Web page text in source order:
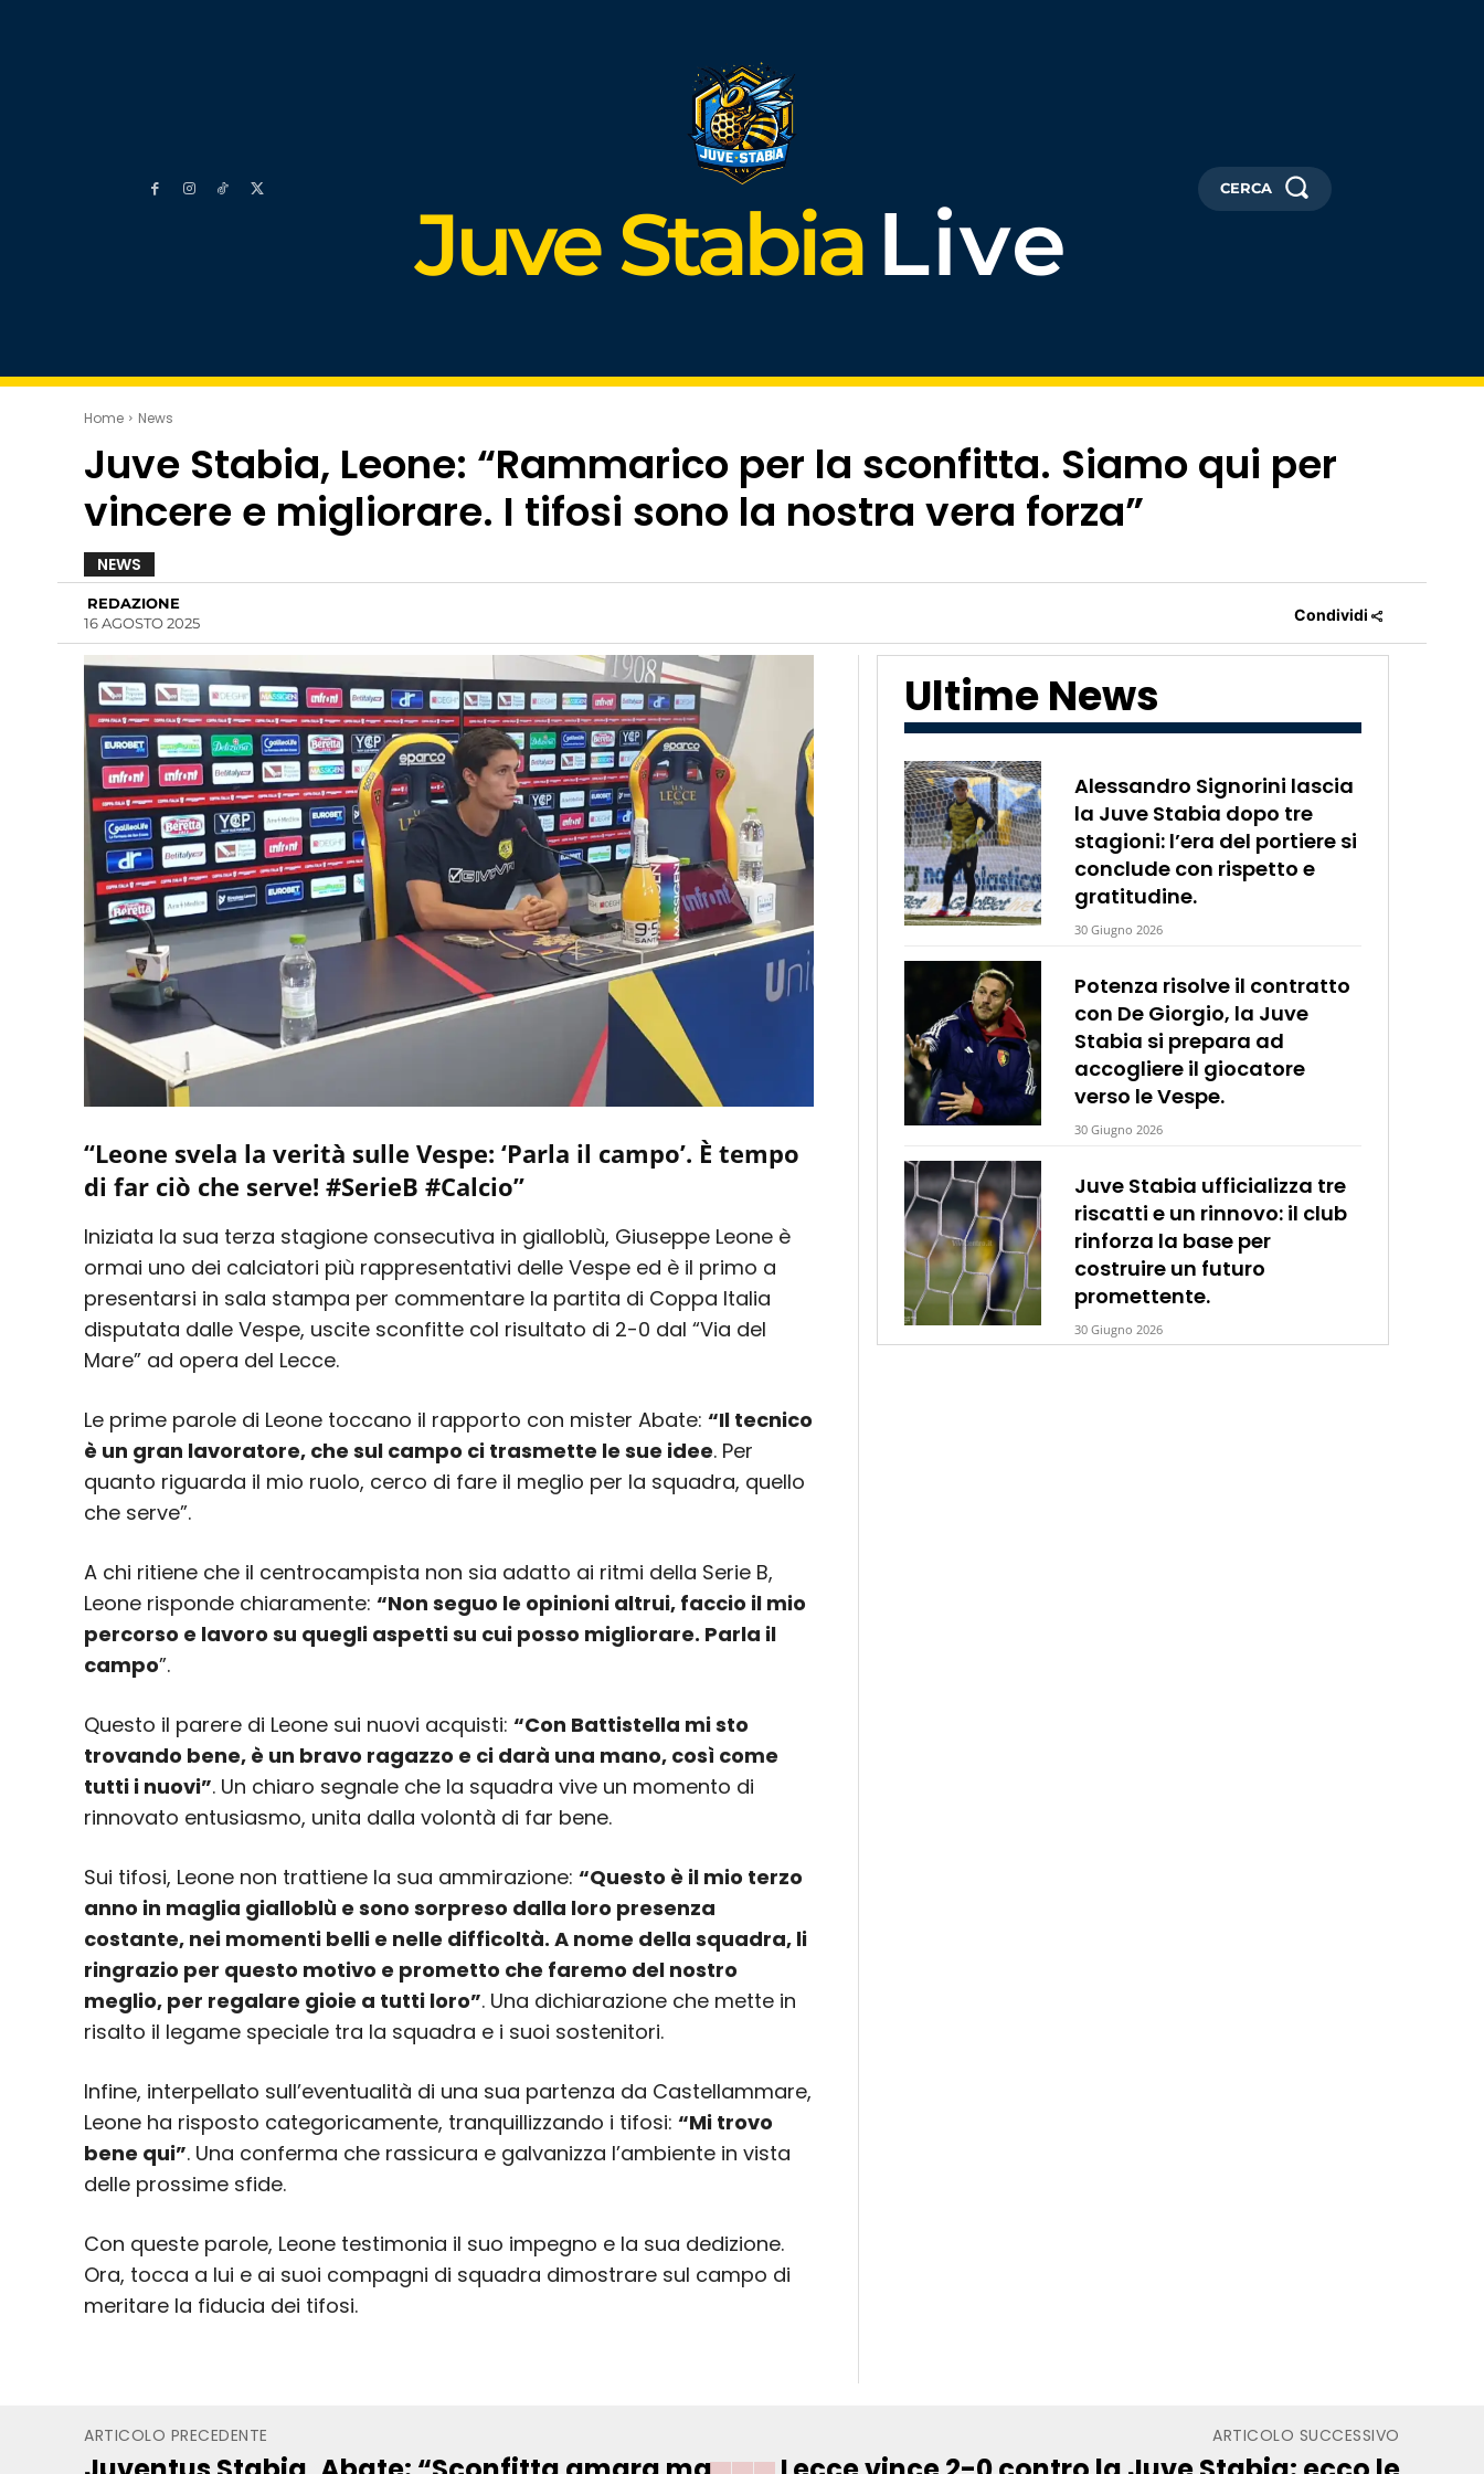
Juve StabiaLive
CERCA
Home News
Juve Stabia, Leone: “Rammarico per la sconfitta. Siamo qui per
vincere e migliorare. I tifosi sono la nostra vera forza”
NEWS
REDAZIONE
16 AGOSTO 2025
Condividi
Ultime News
Alessandro Signorini lascia
la Juve Stabia dopo tre
stagioni: l’era del portiere si
conclude con rispetto e
gratitudine.
30 Giugno 2026
Potenza risolve il contratto
con De Giorgio, la Juve
Stabia si prepara ad
accogliere il giocatore
verso le Vespe.
30 Giugno 2026
Juve Stabia ufficializza tre
riscatti e un rinnovo: il club
rinforza la base per
costruire un futuro
promettente.
30 Giugno 2026
“Leone svela la verità sulle Vespe: ‘Parla il campo’. È tempo
di far ciò che serve! #SerieB #Calcio”
Iniziata la sua terza stagione consecutiva in gialloblù, Giuseppe Leone è
ormai uno dei calciatori più rappresentativi delle Vespe ed è il primo a
presentarsi in sala stampa per commentare la partita di Coppa Italia
disputata dalle Vespe, uscite sconfitte col risultato di 2-0 dal “Via del
Mare” ad opera del Lecce.
Le prime parole di Leone toccano il rapporto con mister Abate: “Il tecnico
è un gran lavoratore, che sul campo ci trasmette le sue idee. Per
quanto riguarda il mio ruolo, cerco di fare il meglio per la squadra, quello
che serve”.
A chi ritiene che il centrocampista non sia adatto ai ritmi della Serie B,
Leone risponde chiaramente: “Non seguo le opinioni altrui, faccio il mio
percorso e lavoro su quegli aspetti su cui posso migliorare. Parla il
campo”.
Questo il parere di Leone sui nuovi acquisti: “Con Battistella mi sto
trovando bene, è un bravo ragazzo e ci darà una mano, così come
tutti i nuovi”. Un chiaro segnale che la squadra vive un momento di
rinnovato entusiasmo, unita dalla volontà di far bene.
Sui tifosi, Leone non trattiene la sua ammirazione: “Questo è il mio terzo
anno in maglia gialloblù e sono sorpreso dalla loro presenza
costante, nei momenti belli e nelle difficoltà. A nome della squadra, li
ringrazio per questo motivo e prometto che faremo del nostro
meglio, per regalare gioie a tutti loro”. Una dichiarazione che mette in
risalto il legame speciale tra la squadra e i suoi sostenitori.
Infine, interpellato sull’eventualità di una sua partenza da Castellammare,
Leone ha risposto categoricamente, tranquillizzando i tifosi: “Mi trovo
bene qui”. Una conferma che rassicura e galvanizza l’ambiente in vista
delle prossime sfide.
Con queste parole, Leone testimonia il suo impegno e la sua dedizione.
Ora, tocca a lui e ai suoi compagni di squadra dimostrare sul campo di
meritare la fiducia dei tifosi.
ARTICOLO PRECEDENTE ARTICOLO SUCCESSIVO